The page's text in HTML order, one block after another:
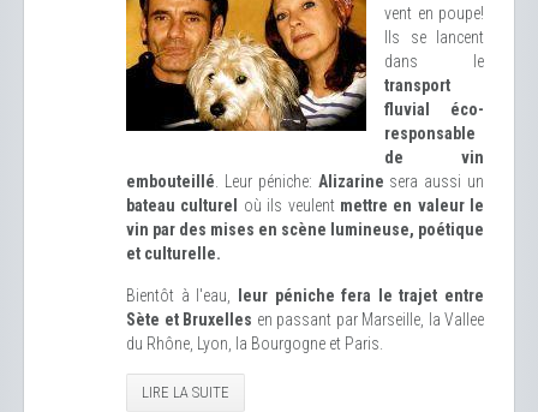
vent en poupe!
Ils se lancent
dans le
transport
fluvial éco-
responsable
de vin
embouteillé . Leur péniche: Alizarine sera aussi un
bateau culturel
où ils veulent mettre en valeur le
vin par des mises en scène lumineuse, poétique
et culturelle.
Bientôt à l'eau,
leur péniche fera le trajet entre
Sète et Bruxelles en passant par Marseille, la Vallee
du Rhône, Lyon, la Bourgogne et Paris.
LIRE LA SUITE